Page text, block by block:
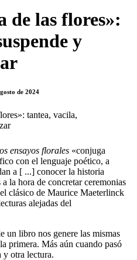
de las flores»:
y
de 2024
ensayos florales «conjuga
con el lenguaje poético, a
a [ ...] conocer la historia
la hora de concretar ceremonias
clásico de Maurice Maeterlinck
alejadas del
un libro nos genere las mismas
primera. Más aún cuando pasó
y otra lectura.